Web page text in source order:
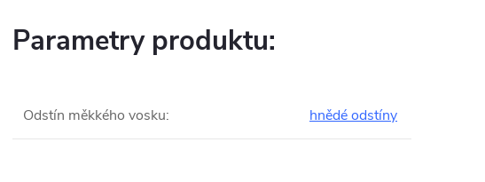
Parametry produktu:
Odstín měkkého vosku: hnědé odstíny